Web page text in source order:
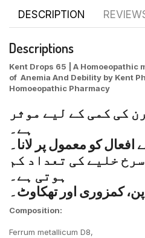
DESCRIPTION
Descriptions
Kent Drops 65 | A Homoeopathic
of Anemia And Debility by Kent
Homoeopathic Pharmacy
کی کمی کے لیے موثر
ہے۔
کو معمول پر لانا۔
خلیے کی تعداد کم
ہوتی ہے۔
پن، کمزوری اور تھکاوٹ۔
Composition:
Ferrum metallicum D8,